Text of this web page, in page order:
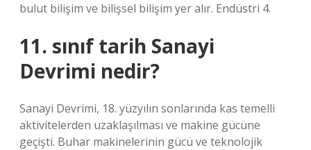
bulut bilişim ve bilişsel bilişim yer alır. Endüstri 4.
11. sınıf tarih Sanayi
Devrimi nedir?
Sanayi Devrimi, 18. yüzyılın sonlarında kas temelli
aktivitelerden uzaklaşılması ve makine gücüne
geçişti. Buhar makinelerinin gücü ve teknolojik